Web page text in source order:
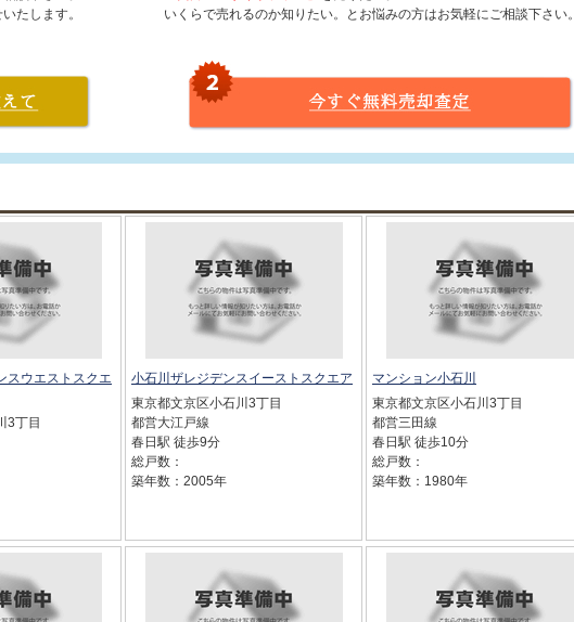
たします。
いくらで売れるのか知りたい。とお悩みの方はお気軽にご相談下さい。
スウエストスクエ
3丁目
小石川ザレジデンスイーストスクエア
東京都文京区小石川3丁目
都営大江戸線
春日駅 徒歩9分
総戸数：
築年数：2005年
マンション小石川
東京都文京区小石川3丁目
都営三田線
春日駅 徒歩10分
総戸数：
築年数：1980年